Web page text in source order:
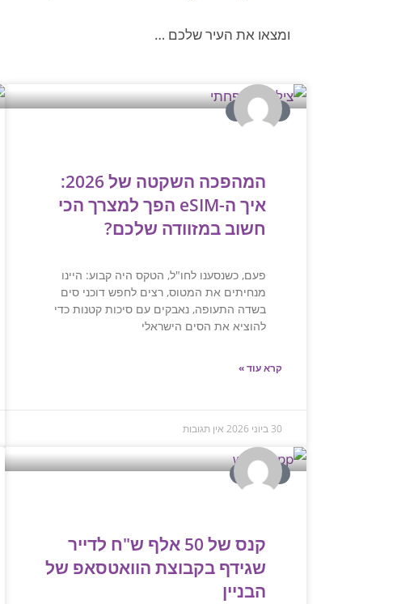
ומצאו את העיר שלכם …
בית ועיצוב
המהפכה השקטה של 2026:
איך ה-eSIM הפך למצרך הכי
חשוב במזוודה שלכם?
פעם, כשנסענו לחו"ל, הטקס היה קבוע: היינו
מנחיתים את המטוס, רצים לחפש דוכני סים
בשדה התעופה, נאבקים עם סיכות קטנות כדי
להוציא את הסים הישראלי
קרא עוד »
30 ביוני 2026 אין תגובות
המומחים
קנס של 50 אלף ש"ח לדייר
שגידף בקבוצת הוואטסאפ של
הבניין